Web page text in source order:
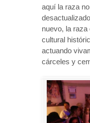
aquí la raza
nuevo, la
cultural
actuando
cárceles y